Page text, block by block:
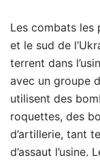
Les combats les
et le sud de
terrent dans
avec un groupe
utilisent des
roquettes, des
d’artillerie, tant
d’assaut l’usine.